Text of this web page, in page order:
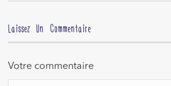
Laissez Un Commentaire
Votre commentaire